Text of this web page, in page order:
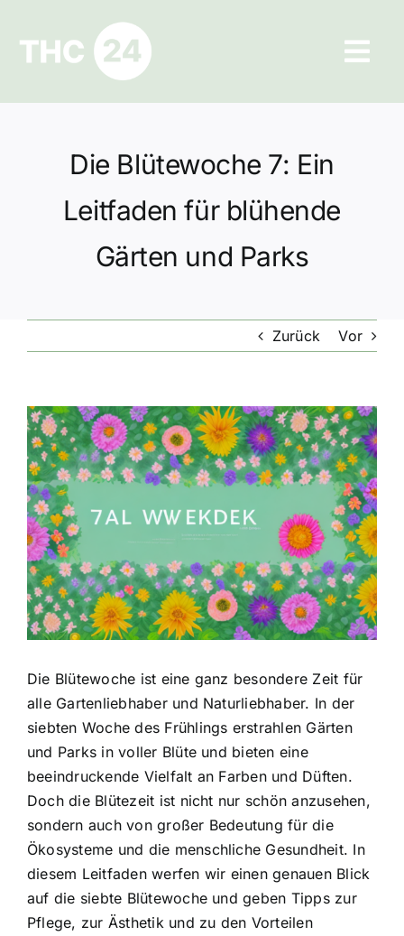
springen
Ratgeber
Hilfe und Kontakt
Datenschutz
Die Blütewoche 7: Ein
Leitfaden für blühende
Gärten und Parks
Zurück Vor
Zeige
grösseres
Bild
Die Blütewoche ist eine ganz besondere Zeit für
alle Gartenliebhaber und Naturliebhaber. In der
siebten Woche des Frühlings erstrahlen Gärten
und Parks in voller Blüte und bieten eine
beeindruckende Vielfalt an Farben und Düften.
Doch die Blütezeit ist nicht nur schön anzusehen,
sondern auch von großer Bedeutung für die
Ökosysteme und die menschliche Gesundheit. In
diesem Leitfaden werfen wir einen genauen Blick
auf die siebte Blütewoche und geben Tipps zur
Pflege, zur Ästhetik und zu den Vorteilen